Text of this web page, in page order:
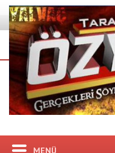
MENÜ